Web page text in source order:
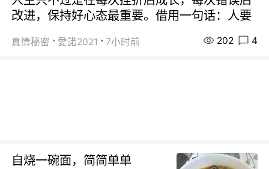
改进，保持好心态最重要。借用一句话：人要
真情秘密 愛諾2021 7小时前 202 4
自烧一碗面，简简单单